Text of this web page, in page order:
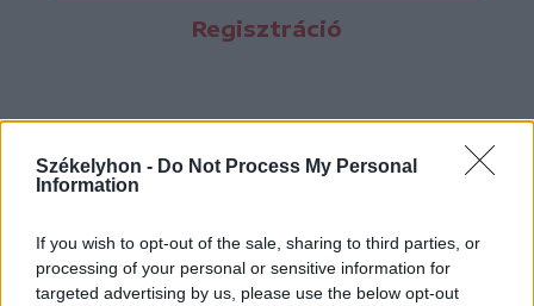
Székelyhon - Do Not Process My Personal
Information
If you wish to opt-out of the sale, sharing to third parties, or
processing of your personal or sensitive information for
targeted advertising by us, please use the below opt-out
Regisztráció